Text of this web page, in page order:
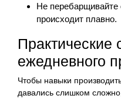
Не перебарщивайте
происходит плавно.
Практические
ежедневного
Чтобы навыки
давались слишком